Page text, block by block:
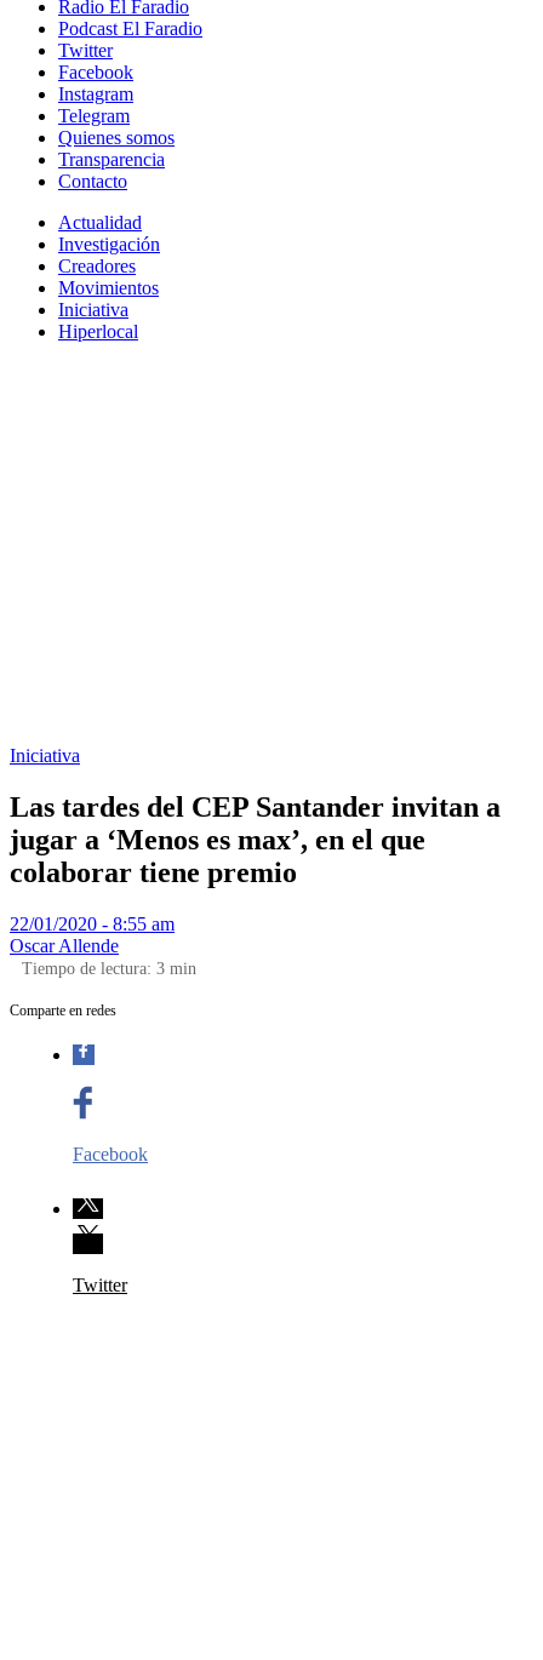
Radio El Faradio
Podcast El Faradio
Twitter
Facebook
Instagram
Telegram
Quienes somos
Transparencia
Contacto
Actualidad
Investigación
Creadores
Movimientos
Iniciativa
Hiperlocal
Iniciativa
Las tardes del CEP Santander invitan a
jugar a ‘Menos es max’, en el que
colaborar tiene premio
22/01/2020 - 8:55 am
Oscar Allende
Tiempo de lectura: 3 min
Comparte en redes
Facebook
Twitter